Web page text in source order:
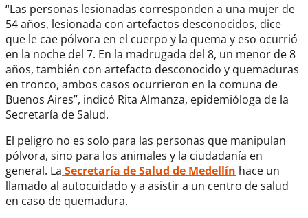
“Las personas lesionadas corresponden a una mujer de
54 años, lesionada con artefactos desconocidos, dice
que le cae pólvora en el cuerpo y la quema y eso ocurrió
en la noche del 7. En la madrugada del 8, un menor de 8
años, también con artefacto desconocido y quemaduras
en tronco, ambos casos ocurrieron en la comuna de
Buenos Aires”, indicó Rita Almanza, epidemióloga de la
Secretaría de Salud.
El peligro no es solo para las personas que manipulan
pólvora, sino para los animales y la ciudadanía en
general. La Secretaría de Salud de Medellín hace un
llamado al autocuidado y a asistir a un centro de salud
en caso de quemadura.